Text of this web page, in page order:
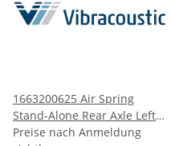
1663200625 Air Spring
Stand-Alone Rear Axle Left
and Right
Preise nach Anmeldung